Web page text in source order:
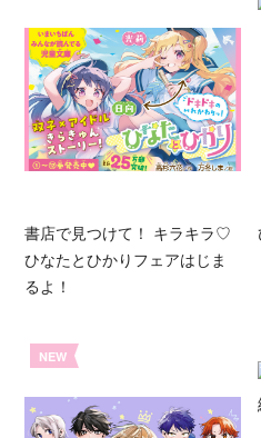
書店で見つけて！ キラキラ♡
ひなたとひかりフェアはじま
るよ！
NEW